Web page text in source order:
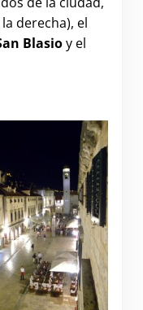
derecha), el
Blasioy el